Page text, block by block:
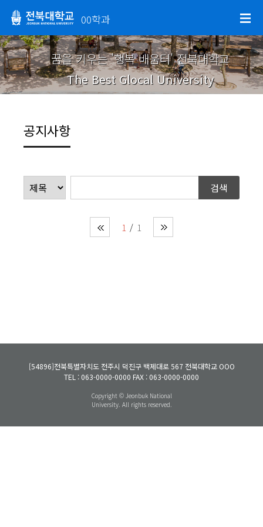
00학과
꿈을 키우는 '행복 배움터' 전북대학교
The Best Glocal University
공지사항
1 1
[54896]전북특별자치도 전주시 덕진구 백제대로 567 전북대학교 OOO
TEL : 063-0000-0000 FAX : 063-0000-0000
Copyright © Jeonbuk National
University. All rights reserved.